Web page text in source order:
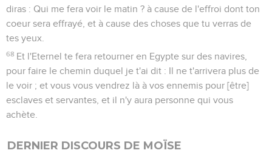
diras : Qui me fera voir le matin ? à cause de l'effroi dont ton
coeur sera effrayé, et à cause des choses que tu verras de
tes yeux.
68 Et l'Eternel te fera retourner en Egypte sur des navires,
pour faire le chemin duquel je t'ai dit : Il ne t'arrivera plus de
le voir ; et vous vous vendrez là à vos ennemis pour [être]
esclaves et servantes, et il n'y aura personne qui vous
achète.
DERNIER DISCOURS DE MOÏSE